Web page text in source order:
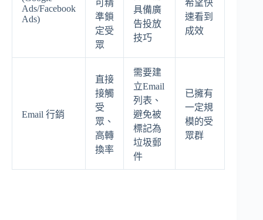
Ads/Facebook
Ads)
可精
準鎖
定受
眾
具備廣
告投放
技巧
希望快
速看到
成效
Email 行銷
直接
接觸
受
眾、
高轉
換率
需要建
立Email
列表、
避免被
標記為
垃圾郵
件
已擁有
一定規
模的受
眾群